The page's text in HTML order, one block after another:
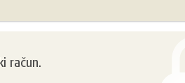
račun.